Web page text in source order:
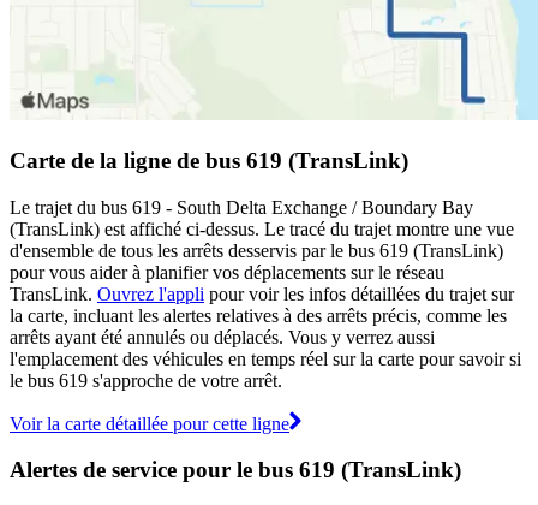
Carte de la ligne de bus 619 (TransLink)
Le trajet du bus 619 - South Delta Exchange / Boundary Bay
(TransLink) est affiché ci-dessus. Le tracé du trajet montre une vue
d'ensemble de tous les arrêts desservis par le bus 619 (TransLink)
pour vous aider à planifier vos déplacements sur le réseau
TransLink. Ouvrez l'appli pour voir les infos détaillées du trajet sur
la carte, incluant les alertes relatives à des arrêts précis, comme les
arrêts ayant été annulés ou déplacés. Vous y verrez aussi
l'emplacement des véhicules en temps réel sur la carte pour savoir si
le bus 619 s'approche de votre arrêt.
Voir la carte détaillée pour cette ligne
Alertes de service pour le bus 619 (TransLink)